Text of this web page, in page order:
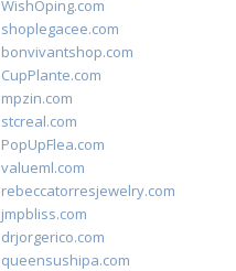
WishOping.com
shoplegacee.com
bonvivantshop.com
CupPlante.com
mpzin.com
stcreal.com
PopUpFlea.com
valueml.com
rebeccatorresjewelry.com
jmpbliss.com
drjorgerico.com
queensushipa.com